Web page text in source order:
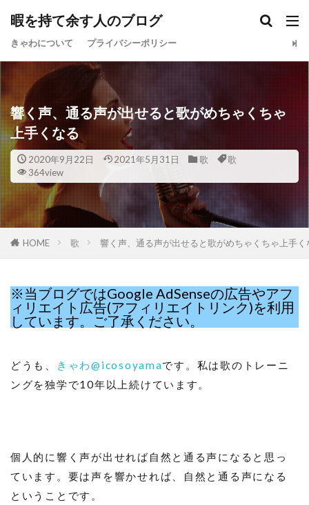
暇を持て余す人のブログ
きゃわについて プライバシーポリシー
響く声、通る声が出せると歌がめちゃくちゃ
上手くなる
2020年9月22日 2021年5月31日 歌
歌
364view
HOME 歌 響く声、通る声が出せると歌がめちゃくちゃ上手く
※当ブログではGoogle AdSenseの広告やアフ
ィリエイト広告(アフィリエイトリンク)を利用
しています。ご了承ください。
どうも、 きゃわ@icosoyamaです。私は歌のトレーニ
ングを独学で10年以上続けています。
個人的に響く声が出せれば自然と通る声になると思っ
ています。要は声を響かせれば、自然と通る声になる
ということです。